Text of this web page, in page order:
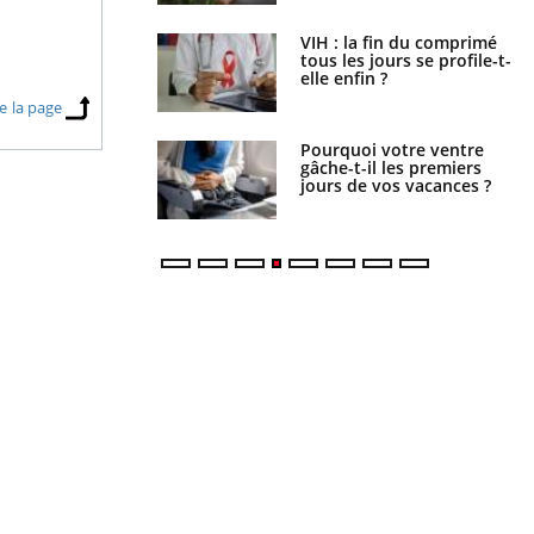
la page
ils aussi les os ?
: ce qui
VIH : la fin du comprimé
tous les jours se profile-t-
elle enfin ?
Pourquoi votre ventre
gâche-t-il les premiers
jours de vos vacances ?